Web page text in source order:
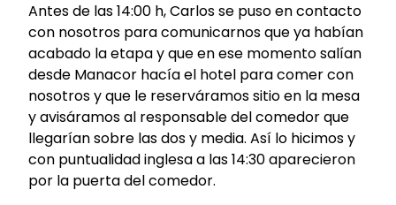
Antes de las 14:00 h, Carlos se puso en contacto
con nosotros para comunicarnos que ya habían
acabado la etapa y que en ese momento salían
desde Manacor hacía el hotel para comer con
nosotros y que le reserváramos sitio en la mesa
y avisáramos al responsable del comedor que
llegarían sobre las dos y media. Así lo hicimos y
con puntualidad inglesa a las 14:30 aparecieron
por la puerta del comedor.